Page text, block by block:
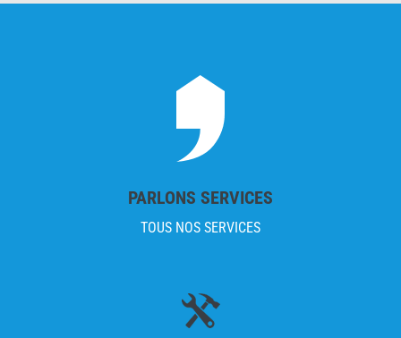
PARLONS SERVICES
TOUS NOS SERVICES